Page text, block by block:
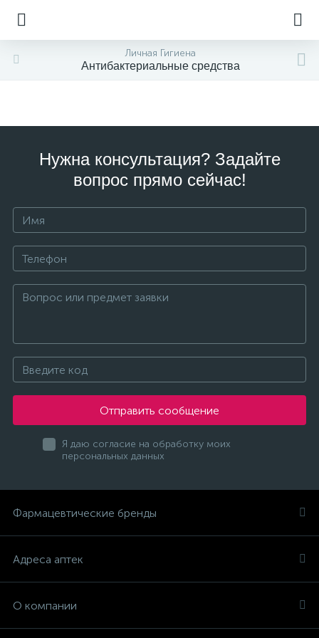
Личная Гигиена
Антибактериальные средства
Нужна консультация? Задайте
вопрос прямо сейчас!
Отправить сообщение
Я даю согласие на обработку моих
персональных данных
Фармацевтические бренды
Адреса аптек
О компании